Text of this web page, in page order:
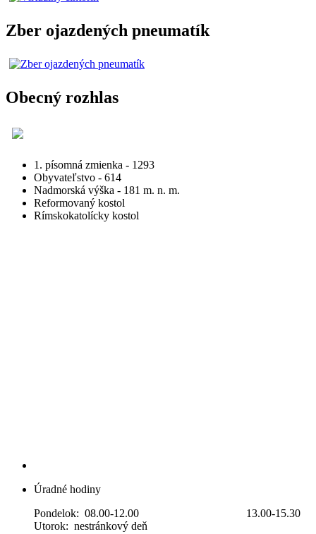
Zber ojazdených pneumatík
Obecný rozhlas
1. písomná zmienka - 1293
Obyvateľstvo - 614
Nadmorská výška - 181 m. n. m.
Reformovaný kostol
Rímskokatolícky kostol
Úradné hodiny
Pondelok: 08.00-12.00 13.00-15.30
Utorok: nestránkový deň